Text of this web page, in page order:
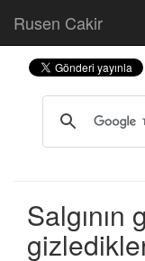
Rusen Cakir